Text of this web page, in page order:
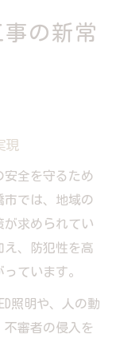
の新常
現
安全を守るため
市では、地域の
が求められてい
え、防犯性を高
ています。
照明や、人の動
不審者の侵入を